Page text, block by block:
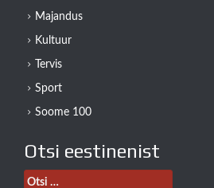
Majandus
Kultuur
Tervis
Sport
Soome 100
Otsi eestinenist
Otsi: